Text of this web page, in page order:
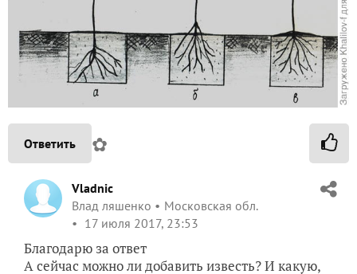
Ответить ✿
Vladnic
Влад ляшенко
Московская обл.
17 июля 2017, 23:53
Благодарю за ответ
А сейчас можно ли добавить известь? И какую,